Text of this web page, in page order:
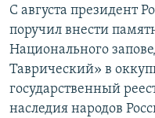
С августа президент
поручил внести
Национального
Таврический» в
государственный
наследия народов